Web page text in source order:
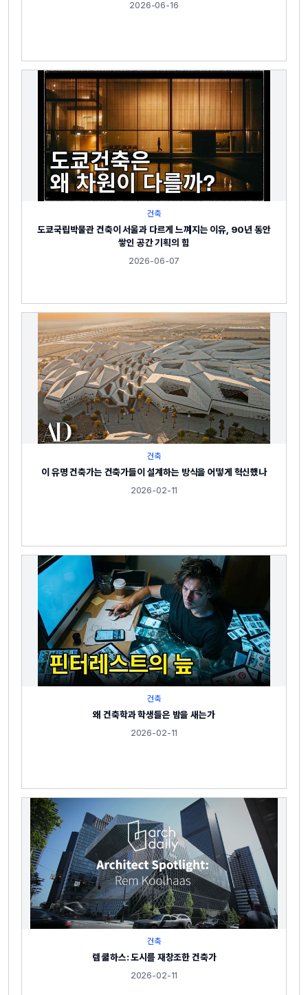
2026-06-16
건축
도쿄국립박물관 건축이 서울과 다르게 느껴지는 이유, 90년 동안
쌓인 공간 기획의 힘
2026-06-07
건축
이 유명 건축가는 건축가들이 설계하는 방식을 어떻게 혁신했나
2026-02-11
건축
왜 건축학과 학생들은 밤을 새는가
2026-02-11
건축
렘 쿨하스: 도시를 재창조한 건축가
2026-02-11